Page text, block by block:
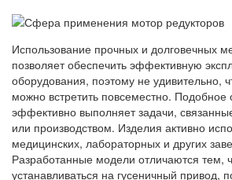
Использование прочных и долговечных
позволяет обеспечить эффективную
оборудования, поэтому не удивительно,
можно встретить повсеместно. Подобное
эффективно выполняет задачи,
или производством. Изделия активно
медицинских, лабораторных и других
Разработанные модели отличаются тем,
устанавливаться на гусеничный привод,